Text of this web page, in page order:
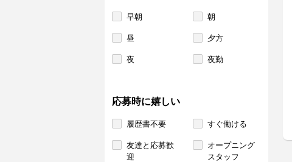
早朝 朝
昼 夕方
夜 夜勤
応募時に嬉しい
履歴書不要 すぐ働ける
友達と応募歓
迎
オープニング
スタッフ